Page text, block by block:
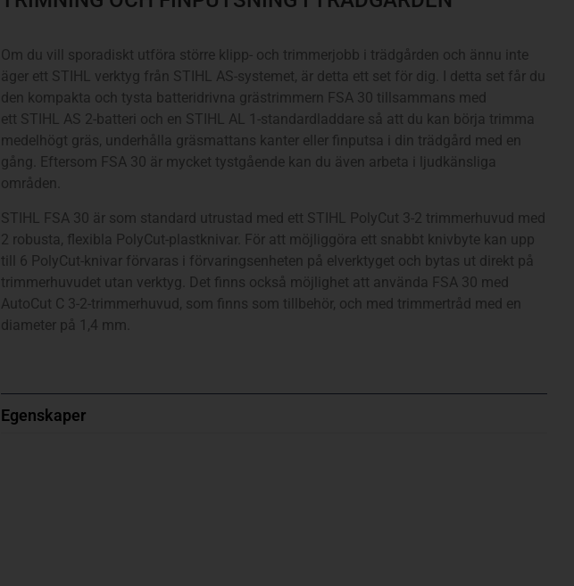
Om du vill sporadiskt utföra större klipp- och trimmerjobb i trädgården och ännu inte
äger ett STIHL verktyg från STIHL AS-systemet, är detta ett set för dig. I detta set får du
den kompakta och tysta batteridrivna grästrimmern FSA 30 tillsammans med
ett STIHL AS 2-batteri och en STIHL AL 1-standardladdare så att du kan börja trimma
medelhögt gräs, underhålla gräsmattans kanter eller finputsa i din trädgård med en
gång. Eftersom FSA 30 är mycket tystgående kan du även arbeta i ljudkänsliga
områden.
STIHL FSA 30 är som standard utrustad med ett STIHL PolyCut 3-2 trimmerhuvud med
2 robusta, flexibla PolyCut-plastknivar. För att möjliggöra ett snabbt knivbyte kan upp
till 6 PolyCut-knivar förvaras i förvaringsenheten på elverktyget och bytas ut direkt på
trimmerhuvudet utan verktyg. Det finns också möjlighet att använda FSA 30 med
AutoCut C 3-2-trimmerhuvud, som finns som tillbehör, och med trimmertråd med en
diameter på 1,4 mm.
Egenskaper